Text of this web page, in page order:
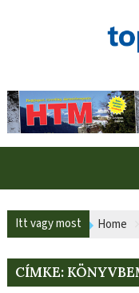
Itt vagy most Home
CÍMKE: